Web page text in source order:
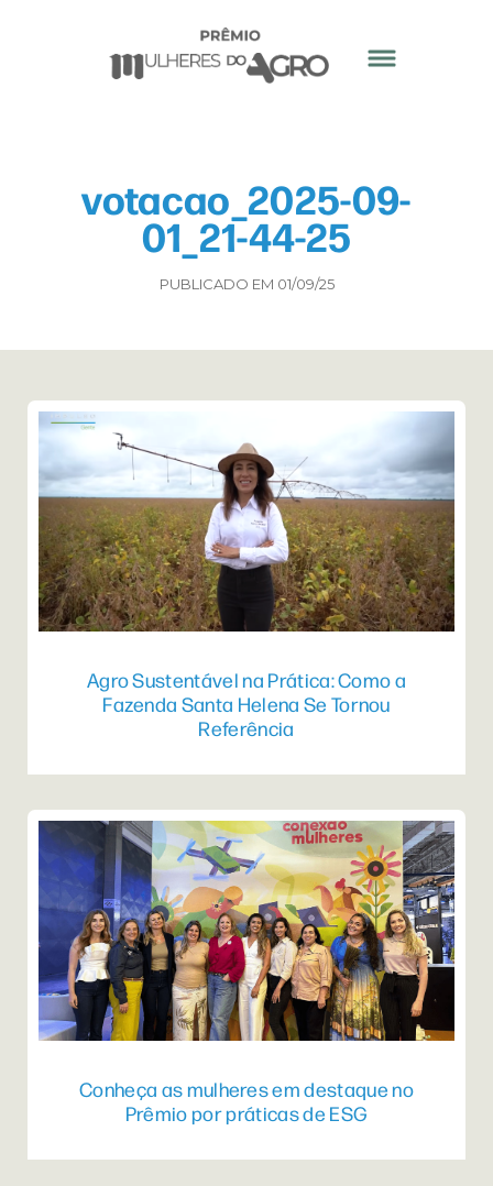
votacao_2025-09-
01_21-44-25
PUBLICADO EM 01/09/25
Agro Sustentável na Prática: Como a
Fazenda Santa Helena Se Tornou
Referência
Conheça as mulheres em destaque no
Prêmio por práticas de ESG